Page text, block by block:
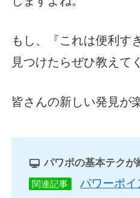
もし、『これは便利す
見つけたらぜひ教えて
皆さんの新しい発見が
パワポの基本テクが
関連記事
パワーポイ